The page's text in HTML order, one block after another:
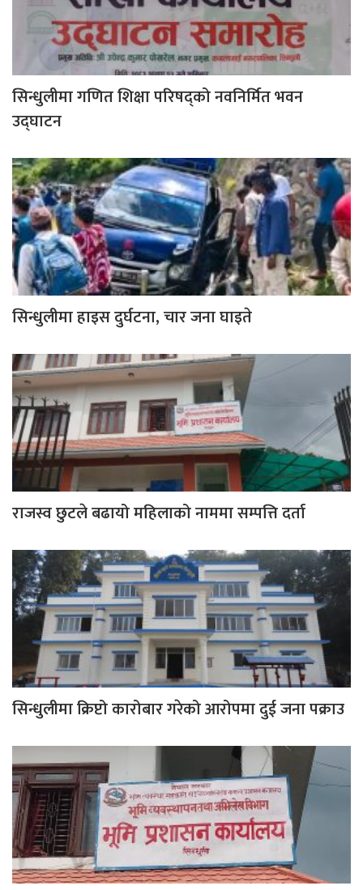
सिन्धुलीमा गणित शिक्षा परिषद्को नवनिर्मित भवन
उद्घाटन
सिन्धुलीमा हाइस दुर्घटना, चार जना घाइते
राजस्व छुटले बढायो महिलाको नाममा सम्पत्ति दर्ता
सिन्धुलीमा क्रिप्टो कारोबार गरेको आरोपमा दुई जना पक्राउ